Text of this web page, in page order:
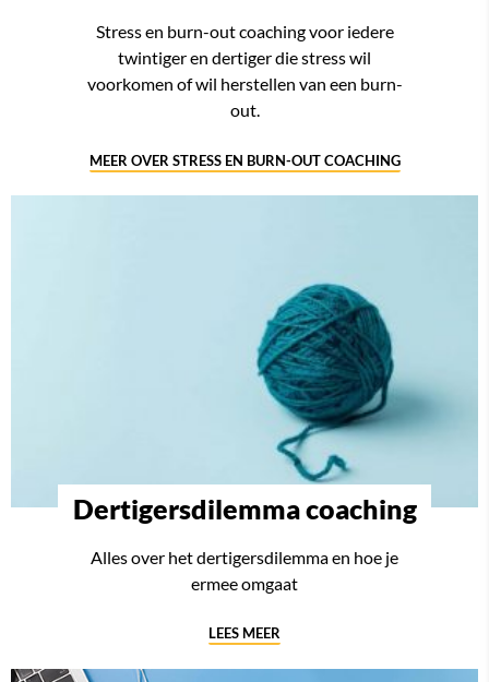
Stress en burn-out coaching voor iedere
twintiger en dertiger die stress wil
voorkomen of wil herstellen van een burn-
out.
MEER OVER STRESS EN BURN-OUT COACHING
Dertigersdilemma coaching
Alles over het dertigersdilemma en hoe je
ermee omgaat
LEES MEER